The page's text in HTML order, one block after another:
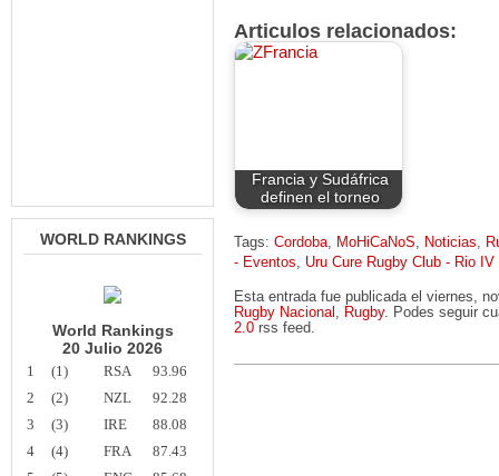
WORLD RANKINGS
World Rankings
20 Julio 2026
1 (1) RSA
93.96
2
(2) NZL
92.28
3
(3) IRE
88.08
4
(4) FRA
87.43
Articulos relacionados:
Francia y Sudáfrica
definen el torneo
Tags: Cordoba, MoHiCaNoS, Noticias,
- Eventos, Uru Cure Rugby Club - Rio IV
Esta entrada fue publicada el viernes,
Rugby Nacional , Rugby. Podes seguir
2.0 rss feed.